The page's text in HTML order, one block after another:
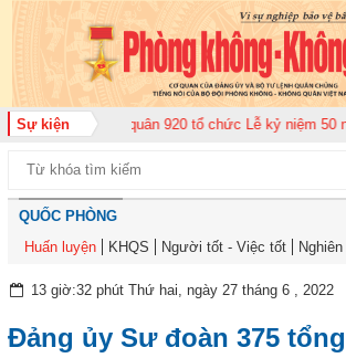
Sự kiện
đoàn Không quân 920 tổ chức Lễ kỷ niệm 50 năm
QUỐC PHÒNG
Huấn luyện
KHQS Người tốt - Việc tốt
13 giờ:32 phút Thứ hai, ngày 27 tháng 6 , 2022
Đảng ủy Sư đoàn 375